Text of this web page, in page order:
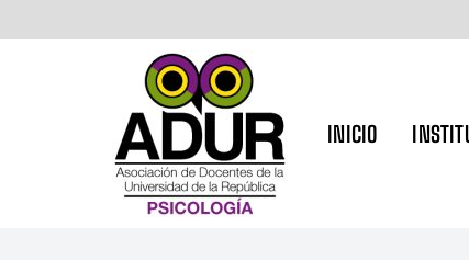
INICIO